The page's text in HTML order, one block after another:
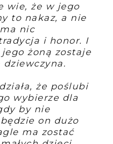
wie, że w jego
to nakaz, a nie
nic
i honor. I
żoną zostaje
dziewczyna.
że poślubi
wybierze dla
by nie
on dużo
ma zostać